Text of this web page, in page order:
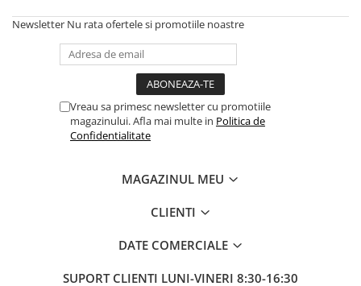
Newsletter Nu rata ofertele si promotiile noastre
Vreau sa primesc newsletter cu promotiile
magazinului. Afla mai multe in Politica de
Confidentialitate
MAGAZINUL MEU
CLIENTI
DATE COMERCIALE
SUPORT CLIENTI LUNI-VINERI 8:30-16:30